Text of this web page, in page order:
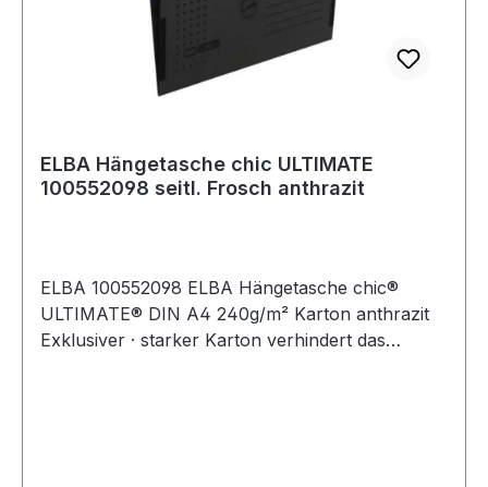
ELBA Hängetasche chic ULTIMATE
100552098 seitl. Frosch anthrazit
ELBA 100552098 ELBA Hängetasche chic®
ULTIMATE® DIN A4 240g/m² Karton anthrazit
Exklusiver · starker Karton verhindert das